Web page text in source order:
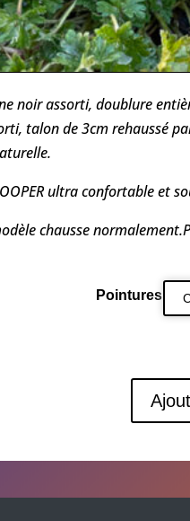
noir assorti, doublure
talon de 3cm rehaussé
ultra confortable et
chausse
Pointures